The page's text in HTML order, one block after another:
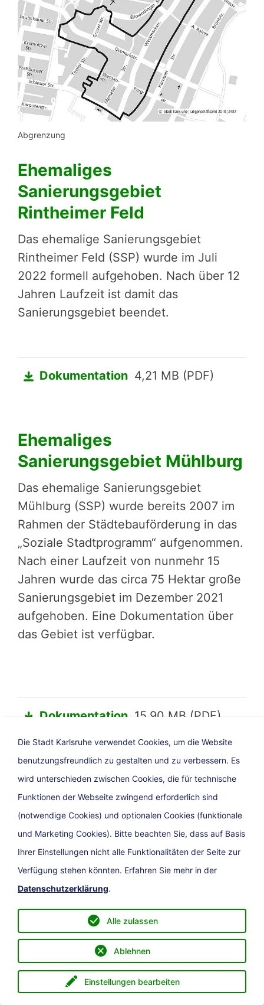
Menü eService Direkt zu Suche
Abgrenzung
Ehemaliges
Sanierungsgebiet
Rintheimer Feld
Das ehemalige Sanierungsgebiet
Rintheimer Feld (SSP) wurde im Juli
2022 formell aufgehoben. Nach über 12
Jahren Laufzeit ist damit das
Sanierungsgebiet beendet.
Dokumentation 4,21 MB (PDF)
Ehemaliges
Sanierungsgebiet Mühlburg
Das ehemalige Sanierungsgebiet
Mühlburg (SSP) wurde bereits 2007 im
Rahmen der Städtebauförderung in das
„Soziale Stadtprogramm“ aufgenommen.
Nach einer Laufzeit von nunmehr 15
Jahren wurde das circa 75 Hektar große
Sanierungsgebiet im Dezember 2021
aufgehoben. Eine Dokumentation über
das Gebiet ist verfügbar.
Dokumentation 15,90 MB (PDF)
Ehemaliges
Stadtumbaugebiet Alter
Schlachthof
Der ehemalige Schlacht­hof­be­reich mit
circa 3,5 Hektar ist das erste Gebiet in
Karlsruhe welches bereits im Jahre 2007
sogenannte „Stadt­um­bau West“ (SUW)
Programms aufge­nom­men wurde. Das
Stadt­um­bau­ge­biet wurde im November
2021 aufgehoben.
Die Stadt Karlsruhe verwendet Cookies, um die Website
benutzungsfreundlich zu gestalten und zu verbessern. Es
wird unterschieden zwischen Cookies, die für technische
Funktionen der Webseite zwingend erforderlich sind
(notwendige Cookies) und optionalen Cookies (funktionale
und Marketing Cookies). Bitte beachten Sie, dass auf Basis
Ihrer Einstellungen nicht alle Funktionalitäten der Seite zur
Verfügung stehen könnten. Erfahren Sie mehr in der
Datenschutzerklärung.
Einstellungen bearbeiten
Ablehnen
Alle zulassen